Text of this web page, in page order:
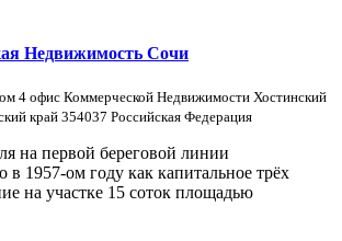
Недвижимость Сочи
4 офис Коммерческой Недвижимости Хостинский
край 354037 Российская Федерация
на первой береговой линии
в 1957-ом году как капитальное трёх
на участке 15 соток площадью